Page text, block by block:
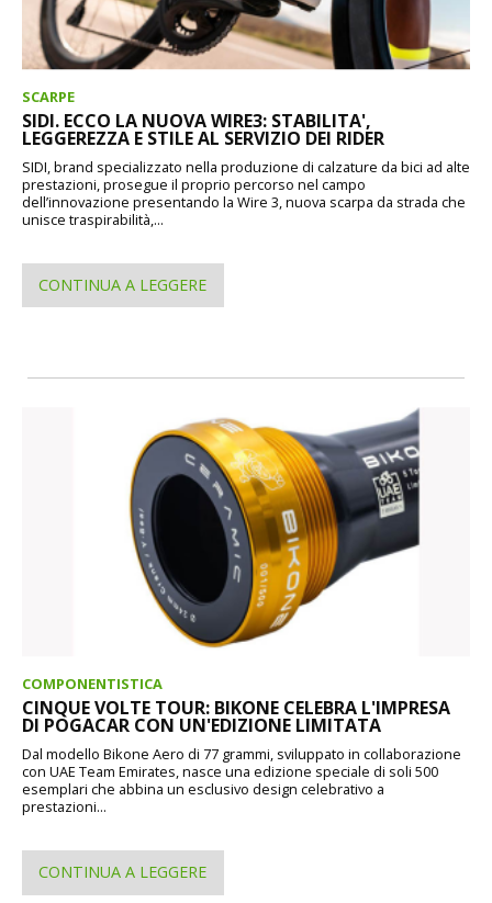
SCARPE
SIDI. ECCO LA NUOVA WIRE3: STABILITA',
LEGGEREZZA E STILE AL SERVIZIO DEI RIDER
SIDI, brand specializzato nella produzione di calzature da bici ad alte
prestazioni, prosegue il proprio percorso nel campo
dell’innovazione presentando la Wire 3, nuova scarpa da strada che
unisce traspirabilità,...
CONTINUA A LEGGERE
COMPONENTISTICA
CINQUE VOLTE TOUR: BIKONE CELEBRA L'IMPRESA
DI POGACAR CON UN'EDIZIONE LIMITATA
Dal modello Bikone Aero di 77 grammi, sviluppato in collaborazione
con UAE Team Emirates, nasce una edizione speciale di soli 500
esemplari che abbina un esclusivo design celebrativo a
prestazioni...
CONTINUA A LEGGERE